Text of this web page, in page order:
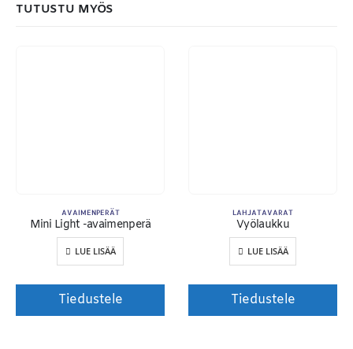
TUTUSTU MYÖS
AVAIMENPERÄT
Mini Light -avaimenperä
LUE LISÄÄ
Tiedustele
LAHJATAVARAT
Vyölaukku
LUE LISÄÄ
Tiedustele
Toimitusehdot